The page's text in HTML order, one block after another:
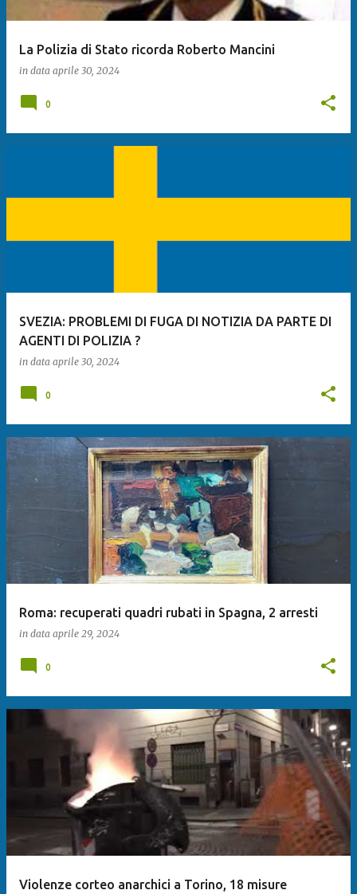
La Polizia di Stato ricorda Roberto Mancini
in data aprile 30, 2024
0
SVEZIA: PROBLEMI DI FUGA DI NOTIZIA DA PARTE DI
AGENTI DI POLIZIA ?
in data aprile 30, 2024
0
Roma: recuperati quadri rubati in Spagna, 2 arresti
in data aprile 29, 2024
0
Violenze corteo anarchici a Torino, 18 misure